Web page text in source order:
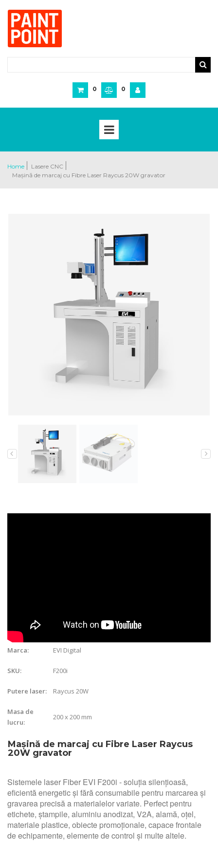
0 0
Home
Lasere CNC
Mașină de marcaj cu Fibre Laser Raycus 20W gravator
Marca: EVI Digital
SKU: F200i
Putere laser: Raycus 20W
Masa de
lucru:
200 x 200 mm
Mașină de marcaj cu Fibre Laser Raycus
20W gravator
Sistemele laser Fiber EVI F200i - soluția silențioasă,
eficientă energetic și fără consumabile pentru marcarea și
gravarea precisă a materialelor variate. Perfect pentru
etichete, ștampile, aluminiu anodizat, V2A, alamă, oțel,
materiale plastice, obiecte promoționale, capace frontale
de echipamente, elemente de control și multe altele.